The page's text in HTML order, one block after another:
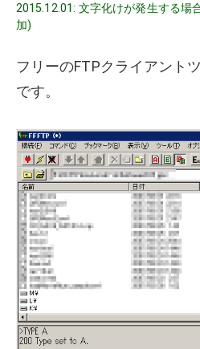
2015.12.01: 文字化けが発生する場
加)
フリーのFTPクライアントツ
です。